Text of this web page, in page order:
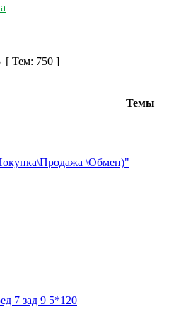
[ Тем: 750 ]
Темы
\Обмен)"
7 зад 9 5*120